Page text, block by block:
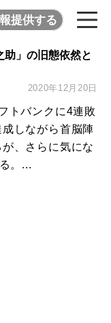
提供する
」の旧態依然と
2020年12月20日
トバンクに4連敗
しながら首脳陣
、さらに気にな
。...